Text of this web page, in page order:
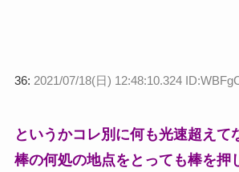
36: 2021/07/18(日) 12:48:10.324
というかコレ別に何も光速超えて
棒の何処の地点をとっても棒を押